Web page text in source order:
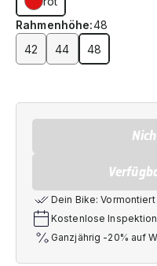
Rahmenhöhe:48
42
44 48
Dein Bike:
Kostenlose
Ganzjährig -20% auf